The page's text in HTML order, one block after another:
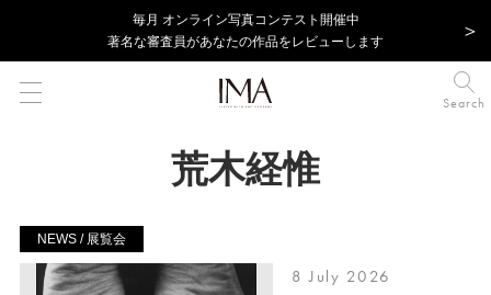
毎⽉ オンライン写真コンテスト開催中
著名な審査員があなたの作品をレビューします
Search
荒木経惟
NEWS / 展覧会
8 July 2026